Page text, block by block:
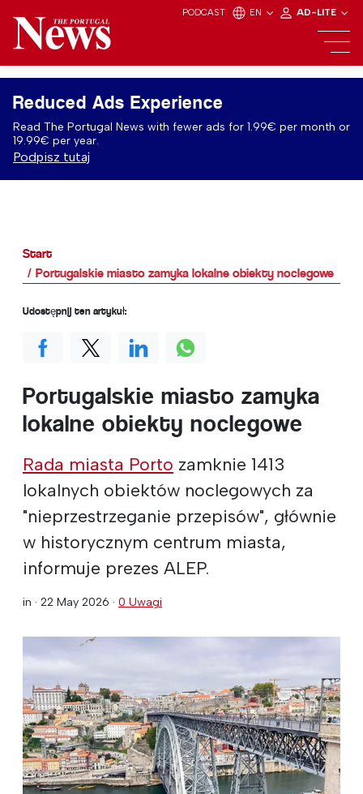
PODCAST EN AD-LITE
Reduced Ads Experience
Read The Portugal News with fewer ads for 1.99€ per month or
19.99€ per year.
Podpisz tutaj
Start
Portugalskie miasto zamyka lokalne obiekty noclegowe
Portugalskie miasto zamyka
lokalne obiekty noclegowe
Rada miasta Porto zamknie 1413
lokalnych obiektów noclegowych za
"nieprzestrzeganie przepisów", głównie
w historycznym centrum miasta,
informuje prezes ALEP.
in · 22 May 2026 · 0 Uwagi
Udostępnij ten artykuł: